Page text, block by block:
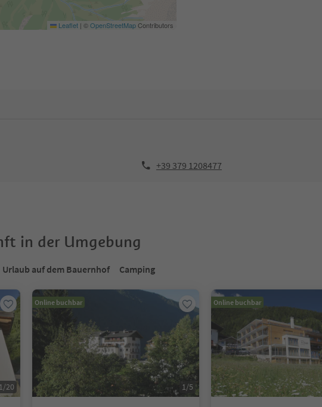
Leaflet | ©OpenStreetMapContributors
+39 379 1208477
in der Umgebung
Urlaub auf dem Bauernhof Camping
1/20
Online buchbar
1/5
Online buchbar